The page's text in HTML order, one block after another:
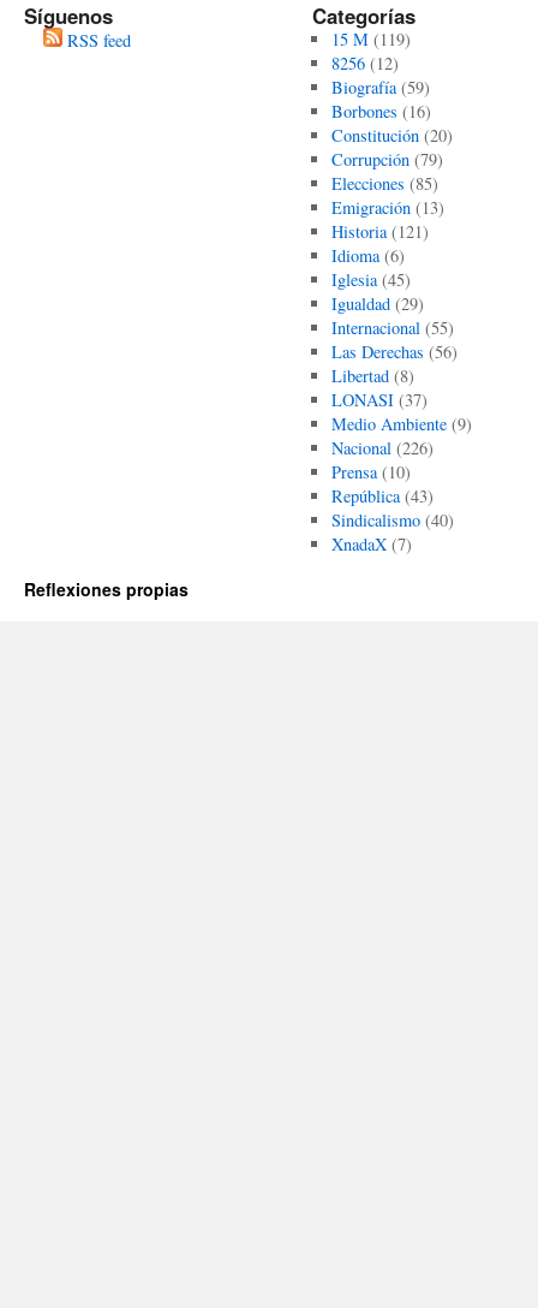
Síguenos
RSS feed
Categorías
15 M(119)
8256(12)
Biografía(59)
Borbones (16)
Constitución(20)
Corrupción(79)
Elecciones (85)
Emigración(13)
Historia(121)
Idioma(6)
Iglesia(45)
Igualdad(29)
Internacional(55)
Las Derechas (56)
Libertad(8)
LONASI(37)
Medio Ambiente(9)
Nacional(226)
Prensa(10)
República(43)
Sindicalismo(40)
XnadaX(7)
Reflexiones propias